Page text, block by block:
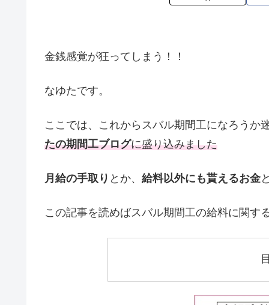
金銭感覚が狂ってしまう！！
なゆたです。
ここでは、これからスバル期間工になろうか
たの期間工ブログに盛り込みました
月給の手取り とか、 給料以外にも貰えるお金
この記事を読めばスバル期間工の給料に関す